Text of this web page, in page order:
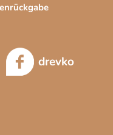
drevko